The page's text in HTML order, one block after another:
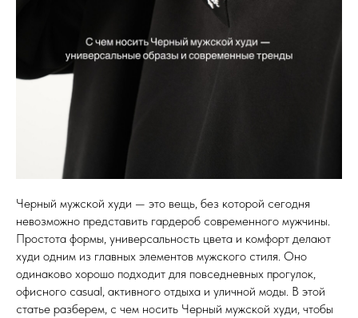
Черный мужской худи — это вещь, без которой сегодня
невозможно представить гардероб современного мужчины.
Простота формы, универсальность цвета и комфорт делают
худи одним из главных элементов мужского стиля. Оно
одинаково хорошо подходит для повседневных прогулок,
офисного casual, активного отдыха и уличной моды. В этой
статье разберем, с чем носить Черный мужской худи, чтобы